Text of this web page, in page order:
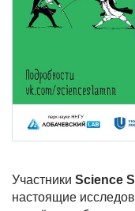
Участники Science
настоящие